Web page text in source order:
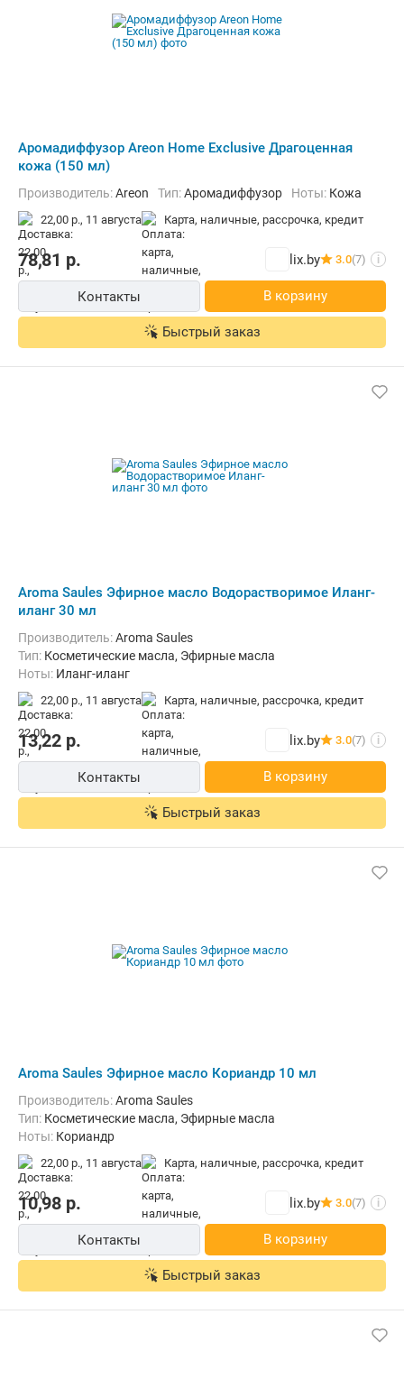
Аромадиффузор Areon Home Exclusive Драгоценная
кожа (150 мл)
Производитель:Areon Тип:Аромадиффузор Ноты: Кожа
22,00 р., 11 августа карта, наличные, рассрочка, кредит
78,81 р. lix.by 3.0(7) i
Контакты В корзину
Быстрый заказ
Aroma Saules Эфирное масло Водорастворимое Иланг-
иланг 30 мл
Производитель:Aroma Saules
Тип: Косметические масла, Эфирные масла
Ноты: Иланг-иланг
22,00 р., 11 августа карта, наличные, рассрочка, кредит
13,22 р. lix.by 3.0(7) i
Контакты В корзину
Быстрый заказ
Aroma Saules Эфирное масло Кориандр 10 мл
Производитель:Aroma Saules
Тип: Косметические масла, Эфирные масла
Ноты: Кориандр
22,00 р., 11 августа карта, наличные, рассрочка, кредит
10,98 р. lix.by 3.0(7) i
Контакты В корзину
Быстрый заказ